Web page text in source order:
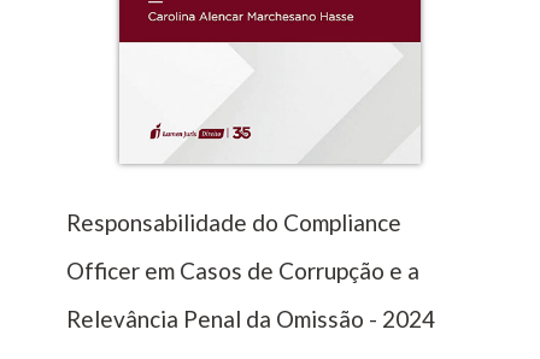
Responsabilidade do Compliance
Officer em Casos de Corrupção e a
Relevância Penal da Omissão - 2024